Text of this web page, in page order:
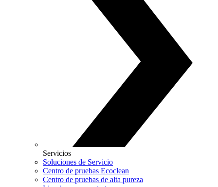
Servicios
Soluciones de Servicio
Centro de pruebas Ecoclean
Centro de pruebas de alta pureza